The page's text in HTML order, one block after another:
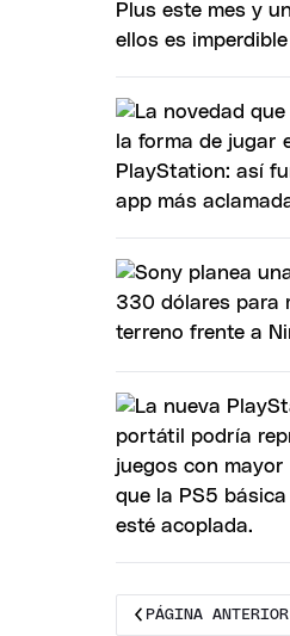
PÁGINA ANTERIOR